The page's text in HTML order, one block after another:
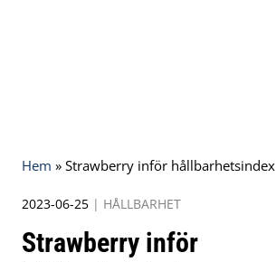
Hem » Strawberry inför hållbarhetsindex
2023-06-25 | HÅLLBARHET
Strawberry inför